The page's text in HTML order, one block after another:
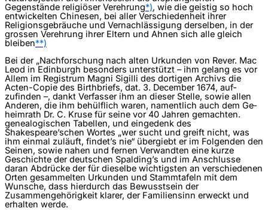
Gegenstände religiöser Verehrung*), wie die geistig so hoch
entwickelten Chinesen, bei aller Verschiedenheit ihrer
Religionsgebräuche und Vernachlässigung derselben, in der
grossen Verehrung ihrer Eltern und Ahnen sich alle gleich
bleiben**)
Bei der „Nachforschung nach alten Urkunden von Rever. Mac
Leod in Edinburgh besonders unterstützt – ihm gelang es vor
Allem im Registrum Magni Sigilli des dortigen Archivs die
Acten-Copie des Birthbriefs, dat. 3. December 1674, auf­
zufinden –, dankt Verfasser ihm an dieser Stelle, sowie allen
Anderen, die ihm behülflich waren, namentlich auch dem Ge­
heimrath Dr. C. Kruse für seine vor 40 Jahren gemachten.
genealogischen Tabellen, und eingedenk des
Shakespeare’schen Wortes „wer sucht und greift nicht, was
ihm einmal zuläuft, findet’s nie“ übergiebt er im Folgenden den
Seinen, sowie nahen und fernen Verwandten eine kurze
Geschichte der deutschen Spalding’s und im Anschlusse
daran Abdrücke der für dieselbe wichtigsten an verschiedenen
Orten gesammelten Urkunden und Stamm­tafeln mit dem
Wunsche, dass hierdurch das Bewusstsein der
Zusammengehörigkeit klarer, der Familiensinn erweckt und
erhalten werde.